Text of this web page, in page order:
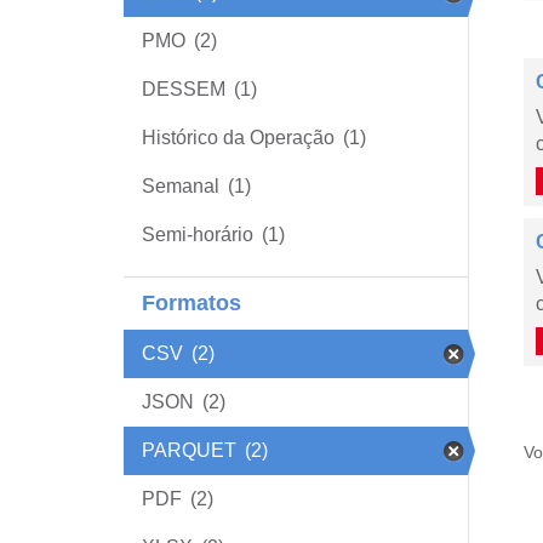
PMO (2)
DESSEM (1)
Histórico da Operação (1)
Semanal (1)
Semi-horário (1)
Formatos
CSV (2)
JSON (2)
PARQUET (2)
PDF (2)